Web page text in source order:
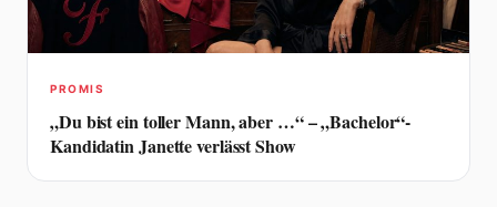
PROMIS
„Du bist ein toller Mann, aber …“ – „Bachelor“-
Kandidatin Janette verlässt Show